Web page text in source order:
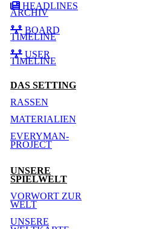
HEADLINES
ARCHIV
BOARD
TIMELINE
USER
TIMELINE
DAS SETTING
RASSEN
MATERIALIEN
EVERYMAN-
PROJECT
UNSERE
SPIELWELT
VORWORT ZUR
WELT
UNSERE